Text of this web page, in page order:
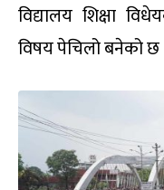
विद्यालय शिक्षा
विषय पेचिलो बनेको छ